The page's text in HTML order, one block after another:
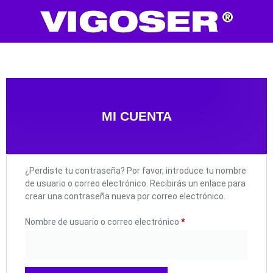
MI CUENTA
¿Perdiste tu contraseña? Por favor, introduce tu nombre
de usuario o correo electrónico. Recibirás un enlace para
crear una contraseña nueva por correo electrónico.
Nombre de usuario o correo electrónico *